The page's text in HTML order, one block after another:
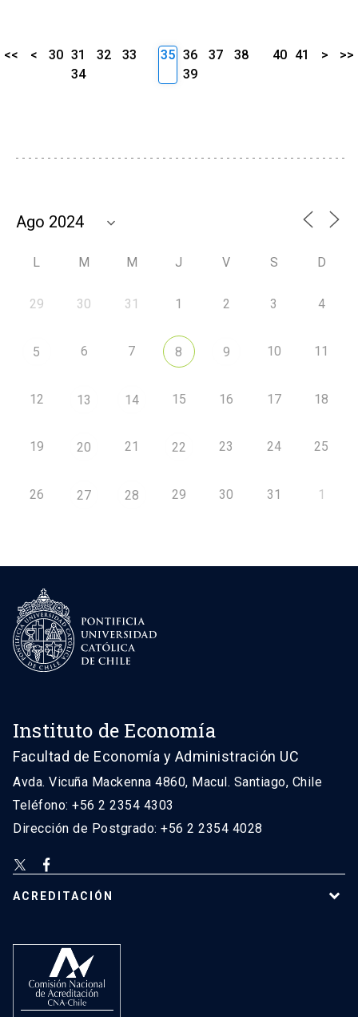
<< < 30 31 32
33
34
35 36 37
38
39
40 41 > >>
L M M J V S D
29 30 31 1 2 3 4
5 6 7 8 9 10 11
12 13 14 15 16 17 18
19 20 21 22 23 24 25
26 27 28 29 30 31 1
Instituto de Economía
Facultad de Economía y Administración UC
Avda. Vicuña Mackenna 4860, Macul. Santiago, Chile
Teléfono: +56 2 2354 4303
Dirección de Postgrado: +56 2 2354 4028
ACREDITACIÓN